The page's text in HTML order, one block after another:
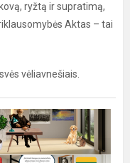
ryžtą ir supratimą,
Aktas – tai
vėliavnešiais.